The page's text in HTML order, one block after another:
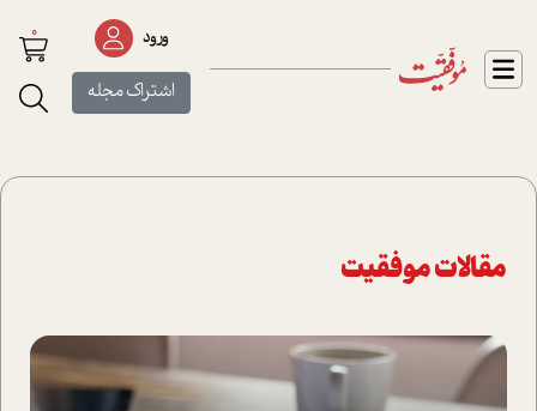
ورود
اشتراک مجله
0
مقالات موفقیت